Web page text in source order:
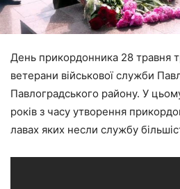
День прикордонника 28 травня
ветерани військової служби
Павлоградського району. У
років з часу утворення
лавах яких несли службу